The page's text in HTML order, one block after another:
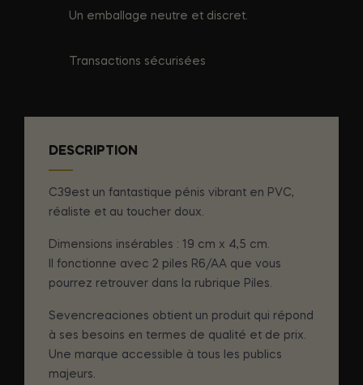
Un emballage neutre et discret.
Transactions sécurisées
DESCRIPTION
C39est un fantastique pénis vibrant en PVC,
réaliste et au toucher doux.
Dimensions insérables : 19 cm x 4,5 cm.
Il fonctionne avec 2 piles R6/AA que vous
pourrez retrouver dans la rubrique Piles.
Sevencreaciones obtient un produit qui répond
à ses besoins en termes de qualité et de prix.
Une marque accessible à tous les publics
majeurs.